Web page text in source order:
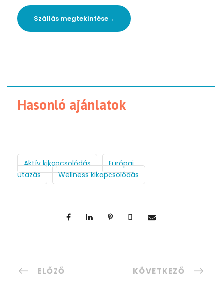
Szállás megtekintése→
Hasonló ajánlatok
Aktív kikapcsolódás
Európai
utazás
Wellness kikapcsolódás
ELŐZŐ KÖVETKEZŐ